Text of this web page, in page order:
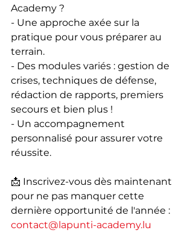
Academy ?
- Une approche axée sur la
pratique pour vous préparer au
terrain.
- Des modules variés : gestion de
crises, techniques de défense,
rédaction de rapports, premiers
secours et bien plus !
- Un accompagnement
personnalisé pour assurer votre
réussite.
📩 Inscrivez-vous dès maintenant
pour ne pas manquer cette
dernière opportunité de l'année :
contact@lapunti-academy.lu